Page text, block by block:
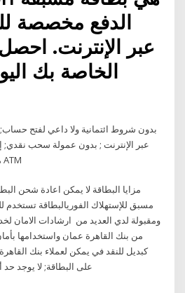
الدفع مخصصة
عبر الإنترنت.
الخاصة بك
بدون شروط ائتمانية ولا داعي لفتح حساب;
عبر الإنترنت ; بدون عمولة سحب نقدي;
من خلال أجهزة الصراف الآلي ATM
مزايا البطاقة لا يمكن اعادة شحن
مسبق للإستهلاك الفوريالبطاقة تستخدم
ومقبولة لدي العديد من ارشادات الامان
من بنك القاهرة عمان واستخدامها
كبديل للنقد في يمكن لعملاء بنك
على البطاقة; لا يوجد